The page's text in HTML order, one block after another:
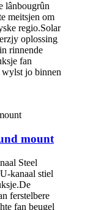
lânbougrûn
meitsjen om
regio.Solar
oplossing
rinnende
fan
wylst jo binnen
mount
Steel
kanaal stiel
ferstelbere
fan beugel